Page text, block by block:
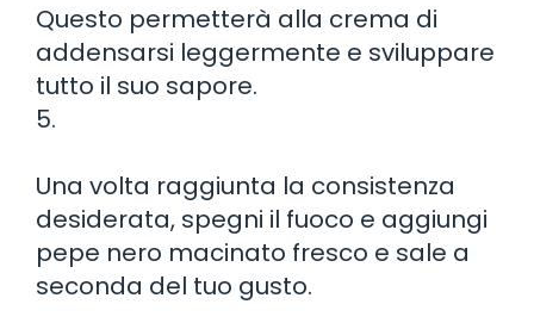
Questo permetterà alla crema di
addensarsi leggermente e sviluppare
tutto il suo sapore.
5.
Una volta raggiunta la consistenza
desiderata, spegni il fuoco e aggiungi
pepe nero macinato fresco e sale a
seconda del tuo gusto.